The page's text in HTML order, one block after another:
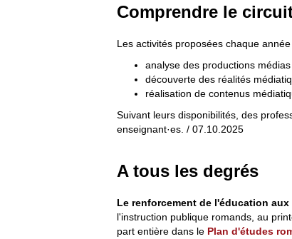
Comprendre le
Les activités proposées chaque
analyse des productions
découverte des réalités
réalisation de contenus
Suivant leurs disponibilités, des
enseignant·es. / 07.10.2025
A tous les degrés
Le renforcement de l'éducation
l'instruction publique romands, au
part entière dans le Plan d'études